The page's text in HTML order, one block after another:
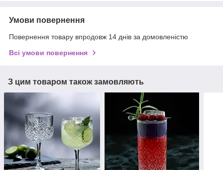
Умови повернення
Повернення товару впродовж 14 днів за домовленістю
Всі умови повернення
З цим товаром також замовляють